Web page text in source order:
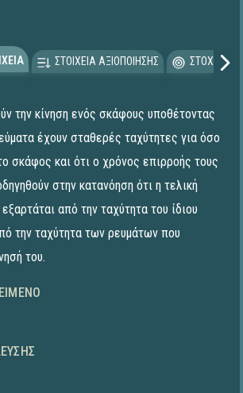
ΣΤΟΙΧΕΙΑ ΑΞΙΟΠΟΙΗΣΗΣ
την κίνηση ενός σκάφους υποθέτοντας
έχουν σταθερές ταχύτητες για όσο
σκάφος και ότι ο χρόνος επιρροής τους
στην κατανόηση ότι η τελική
από την ταχύτητα του ίδιου
την ταχύτητα των ρευμάτων που
του.